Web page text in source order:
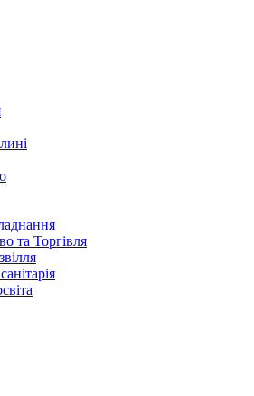
та Торгівля